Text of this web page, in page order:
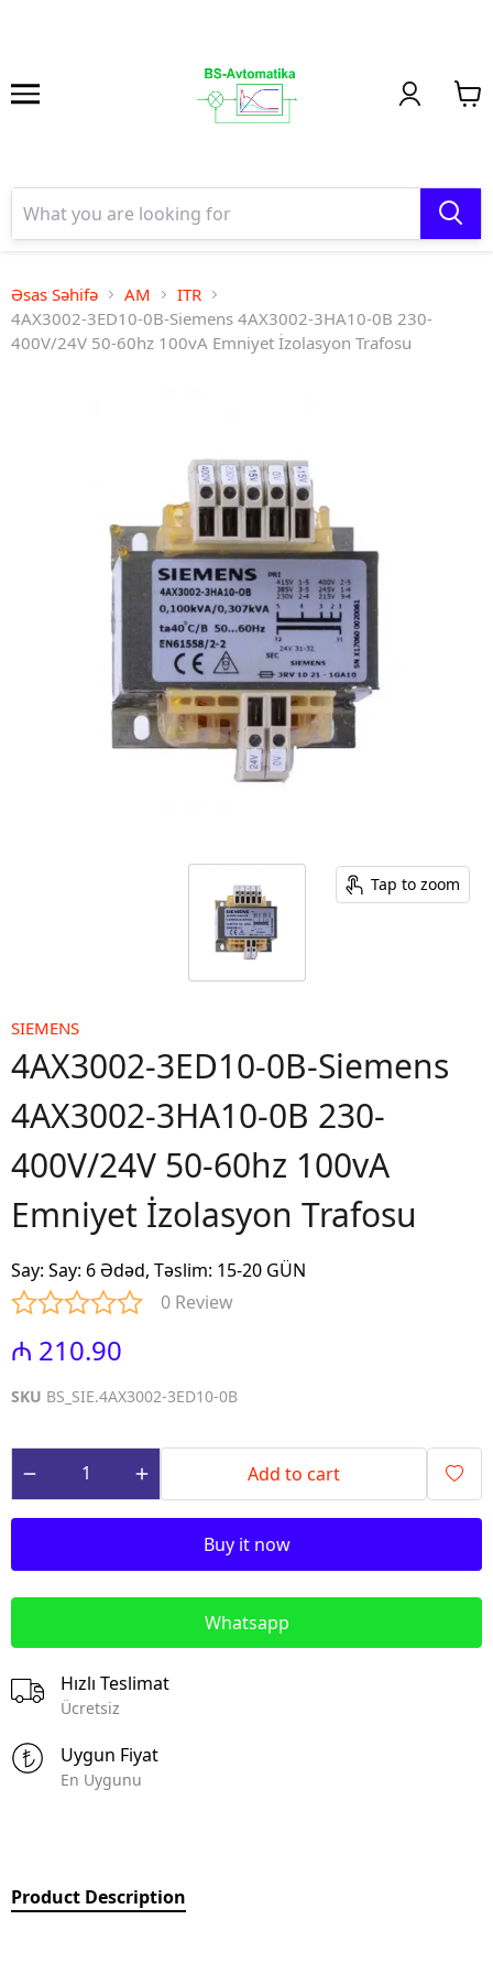
Əsas Səhifə AM
ITR
4AX3002-3ED10-0B-Siemens 4AX3002-3HA10-0B 230-
400V/24V 50-60hz 100vA Emniyet İzolasyon Trafosu
Tap to zoom
SIEMENS
4AX3002-3ED10-0B-Siemens
4AX3002-3HA10-0B 230-
400V/24V 50-60hz 100vA
Emniyet İzolasyon Trafosu
Say: Say: 6 Ədəd, Təslim: 15-20 GÜN
0 Review
₼ 210.90
SKU BS_SIE.4AX3002-3ED10-0B
Add to cart
Buy it now
Whatsapp
Hızlı Teslimat
Ücretsiz
Uygun Fiyat
En Uygunu
Product Description